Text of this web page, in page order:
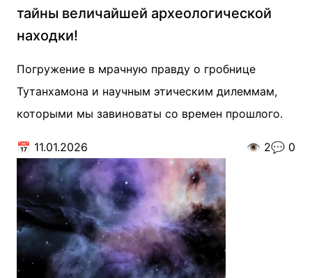
тайны величайшей археологической
находки!
Погружение в мрачную правду о гробнице
Тутанхамона и научным этическим дилеммам,
которыми мы завиноваты со времен прошлого.
📅 11.01.2026 👁️ 2💬 0